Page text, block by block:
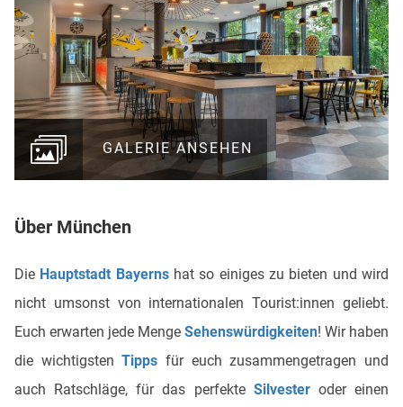
GALERIE ANSEHEN
Über München
Die Hauptstadt Bayerns hat so einiges zu bieten und wird
nicht umsonst von internationalen Tourist:innen geliebt.
Euch erwarten jede Menge Sehenswürdigkeiten! Wir haben
die wichtigstenTipps für euch zusammengetragen und
auch Ratschläge, für das perfekte Silvesteroder einen